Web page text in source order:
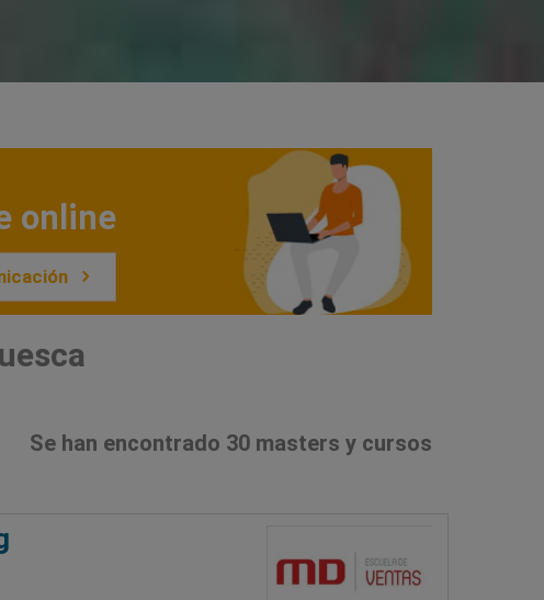
online
Se han encontrado 30 masters y cursos